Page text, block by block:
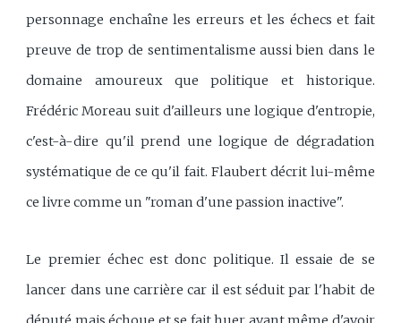
personnage enchaîne les erreurs et les échecs et fait
preuve de trop de sentimentalisme aussi bien dans le
domaine amoureux que politique et historique.
Frédéric Moreau suit d'ailleurs une logique d'entropie,
c'est-à-dire qu'il prend une logique de dégradation
systématique de ce qu'il fait. Flaubert décrit lui-même
ce livre comme un "roman d'une passion inactive".
Le premier échec est donc politique. Il essaie de se
lancer dans une carrière car il est séduit par l'habit de